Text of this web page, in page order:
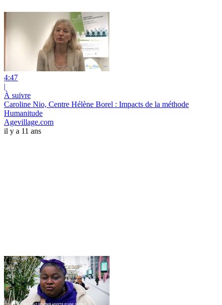
4:47
|
À suivre
Caroline Nio, Centre Hélène Borel : Impacts de la méthode
Humanitude
Agevillage.com
il y a 11 ans